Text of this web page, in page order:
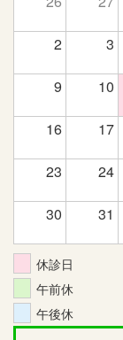
2 3
9 10
16 17
23 24
30 31
休診日
午前休
午後休